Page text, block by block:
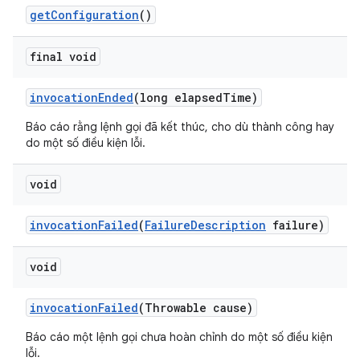
getConfiguration()
final void
invocationEnded(long elapsedTime)
Báo cáo rằng lệnh gọi đã kết thúc, cho dù thành công hay
do một số điều kiện lỗi.
void
invocationFailed(FailureDescription failure)
void
invocationFailed(Throwable cause)
Báo cáo một lệnh gọi chưa hoàn chỉnh do một số điều kiện
lỗi.